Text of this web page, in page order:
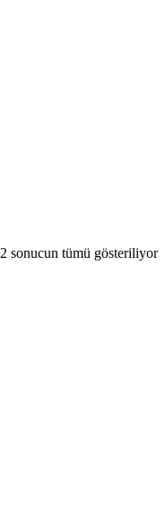
2 sonucun tümü gösteriliyor